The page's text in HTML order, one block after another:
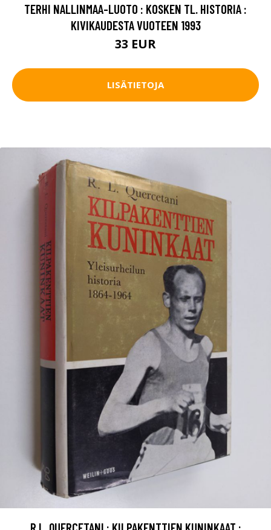
TERHI NALLINMAA-LUOTO : KOSKEN TL. HISTORIA :
KIVIKAUDESTA VUOTEEN 1993
33 EUR
LISÄTIETOJA